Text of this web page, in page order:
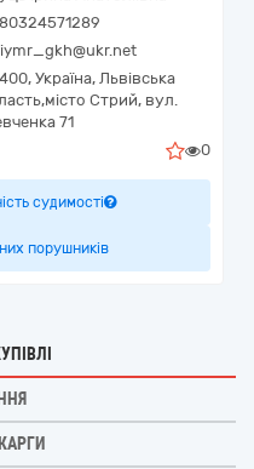
Україна, Львівська
місто Стрий, вул.
71
0
судимості
порушників